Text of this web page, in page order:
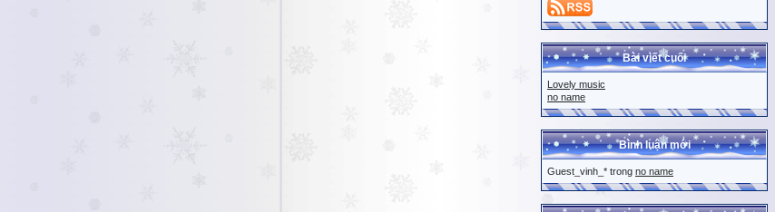
Bài viết cuối
Lovely music
no name
Bình luận mới
Guest_vinh_* trong no name